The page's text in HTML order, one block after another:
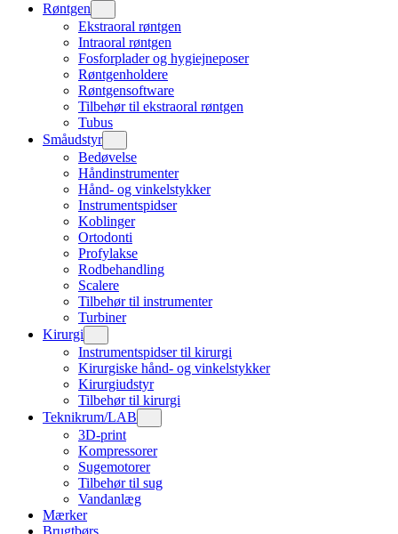
Røntgen
Ekstraoral røntgen
Intraoral røntgen
Fosforplader og hygiejneposer
Røntgenholdere
Røntgensoftware
Tilbehør til ekstraoral røntgen
Tubus
Småudstyr
Bedøvelse
Håndinstrumenter
Hånd- og vinkelstykker
Instrumentspidser
Koblinger
Ortodonti
Profylakse
Rodbehandling
Scalere
Tilbehør til instrumenter
Turbiner
Kirurgi
Instrumentspidser til kirurgi
Kirurgiske hånd- og vinkelstykker
Kirurgiudstyr
Tilbehør til kirurgi
Teknikrum/LAB
3D-print
Kompressorer
Sugemotorer
Tilbehør til sug
Vandanlæg
Mærker
Brugtbørs